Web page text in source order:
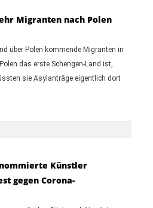
Migranten nach Polen
über Polen kommende Migranten in
das erste Schengen-Land ist,
sie Asylanträge eigentlich dort
Künstler
gegen Corona-